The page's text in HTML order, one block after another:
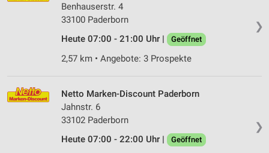
❯
Benhauserstr. 4
33100 Paderborn
Heute 07:00 - 21:00 Uhr |
Geöffnet
2,57 km • Angebote: 3 Prospekte
❯
Netto Marken-Discount Paderborn
Jahnstr. 6
33102 Paderborn
Heute 07:00 - 22:00 Uhr |
Geöffnet